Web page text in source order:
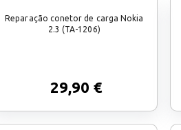
Reparação conetor de carga Nokia
2.3 (TA-1206)
29,90 €